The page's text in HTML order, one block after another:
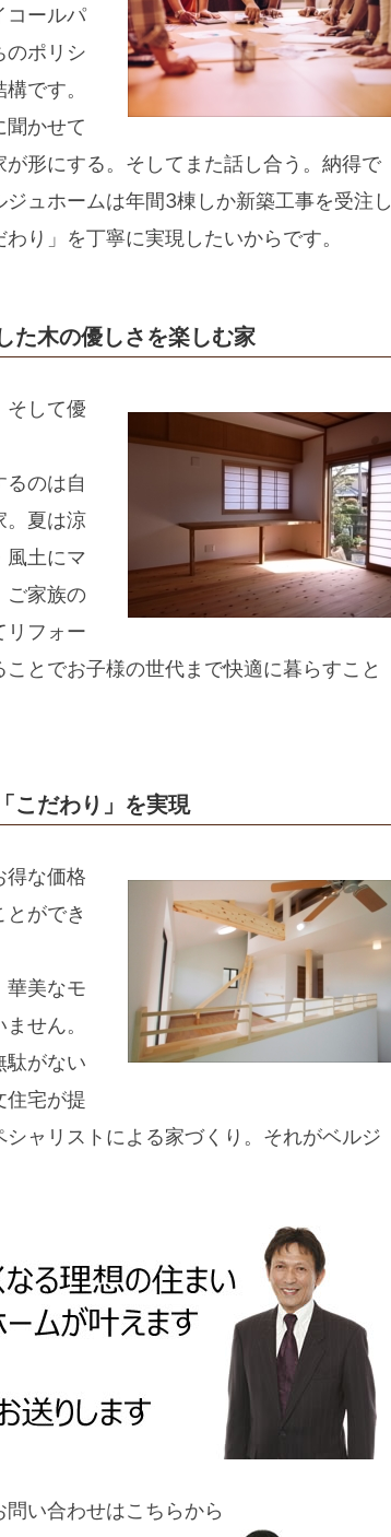
コールパ
のポリシ
です。
聞かせて
形にする。そしてまた話し合う。納得で
ュホームは年間3棟しか新築工事を受注し
り」を丁寧に実現したいからです。
た木の優しさを楽しむ家
そして優
のは自
。夏は涼
風土にマ
ご家族の
リフォー
とでお子様の世代まで快適に暮らすこと
こだわり」を実現
得な価格
ができ
華美なモ
せん。
駄がない
住宅が提
ャリストによる家づくり。それがベルジ
問い合わせはこちらから